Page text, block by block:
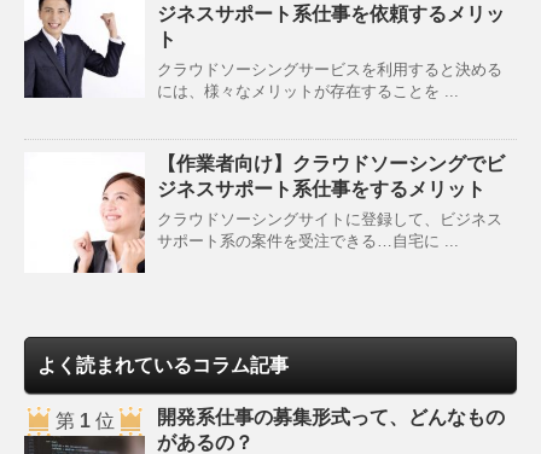
ジネスサポート系仕事を依頼するメリッ
ト
クラウドソーシングサービスを利用すると決める
には、様々なメリットが存在することを ...
【作業者向け】クラウドソーシングでビ
ジネスサポート系仕事をするメリット
クラウドソーシングサイトに登録して、ビジネス
サポート系の案件を受注できる…自宅に ...
よく読まれているコラム記事
第 1位
開発系仕事の募集形式って、どんなもの
があるの？